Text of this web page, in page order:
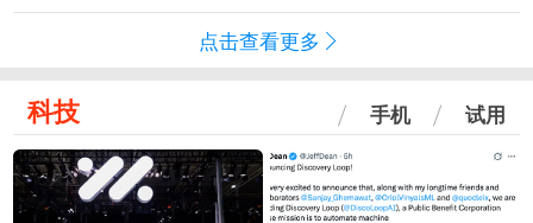
点击查看更多
科技 手机 试用